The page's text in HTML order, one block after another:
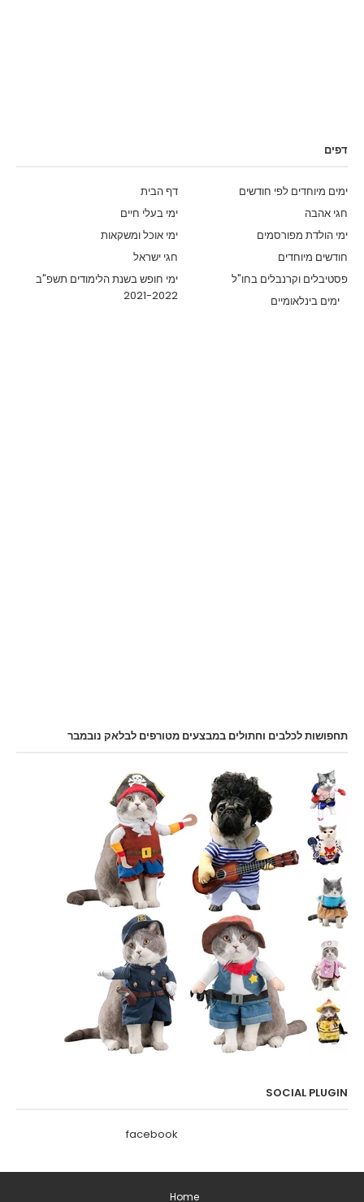
דפים
דף הבית
ימים מיוחדים לפי חודשים
ימי בעלי חיים
חגי אהבה
ימי אוכל ומשקאות
ימי הולדת מפורסמים
חגי ישראל
חודשים מיוחדים
ימי חופש בשנת הלימודים תשפ"ב
2021-2022
פסטיבלים וקרנבלים בחו"ל
ימים בינלאומיים
תחפושות לכלבים וחתולים במבצעים מטורפים לבלאק נובמבר
SOCIAL PLUGIN
facebook
Home